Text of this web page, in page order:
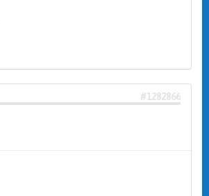
#1282866